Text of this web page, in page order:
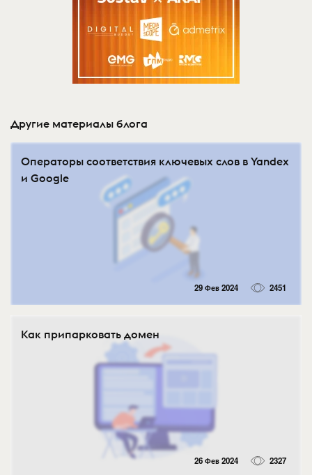
Другие материалы блога
Операторы соответствия ключевых слов в Yandex
и Google
29 Фев 2024 2451
Как припарковать домен
26 Фев 2024 2327